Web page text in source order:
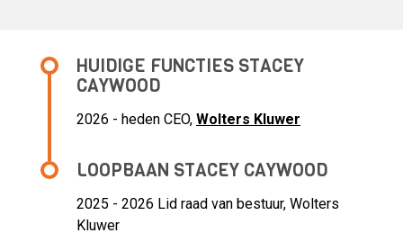
HUIDIGE FUNCTIES STACEY
CAYWOOD
2026 - heden CEO, Wolters Kluwer
LOOPBAAN STACEY CAYWOOD
2025 - 2026 Lid raad van bestuur, Wolters
Kluwer